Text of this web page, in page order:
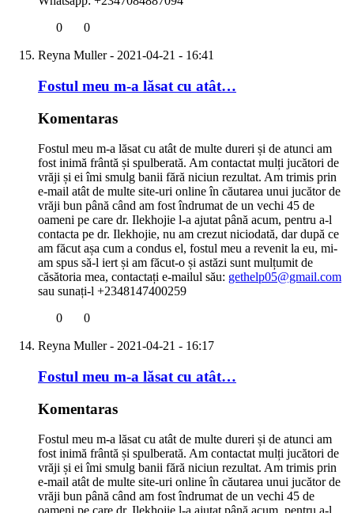
0
0
Reyna Muller- 2021-04-21 - 16:41
Fostul meu m-a lăsat cu atât…
Komentaras
Fostul meu m-a lăsat cu atât de multe dureri și de atunci am
fost inimă frântă și spulberată. Am contactat mulți jucători de
vrăji și ei îmi smulg banii fără niciun rezultat. Am trimis prin
e-mail atât de multe site-uri online în căutarea unui jucător de
vrăji bun până când am fost îndrumat de un vechi 45 de
oameni pe care dr. Ilekhojie l-a ajutat până acum, pentru a-l
contacta pe dr. Ilekhojie, nu am crezut niciodată, dar după ce
am făcut așa cum a condus el, fostul meu a revenit la eu, mi-
am spus să-l iert și am făcut-o și astăzi sunt mulțumit de
căsătoria mea, contactați e-mailul său: gethelp05@gmail.com
sau sunați-l +2348147400259
0
0
Reyna Muller- 2021-04-21 - 16:17
Fostul meu m-a lăsat cu atât…
Komentaras
Fostul meu m-a lăsat cu atât de multe dureri și de atunci am
fost inimă frântă și spulberată. Am contactat mulți jucători de
vrăji și ei îmi smulg banii fără niciun rezultat. Am trimis prin
e-mail atât de multe site-uri online în căutarea unui jucător de
vrăji bun până când am fost îndrumat de un vechi 45 de